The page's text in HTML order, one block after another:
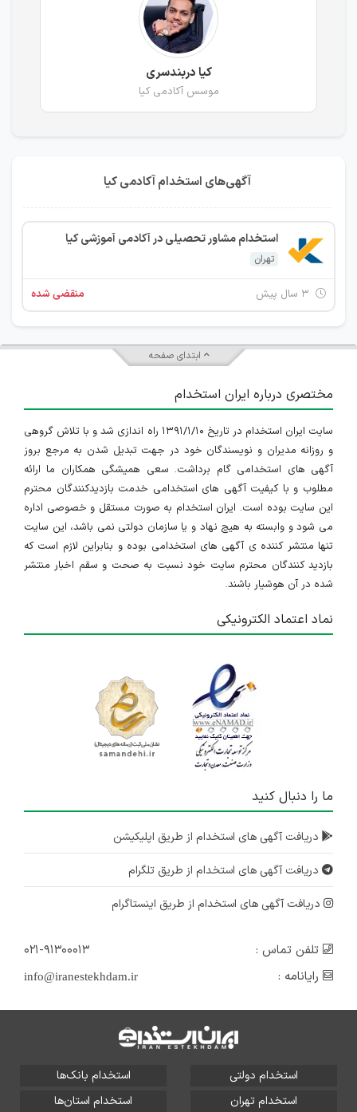
کیا دربندسری
موسس آکادمی کیا
آگهی‌های استخدام آکادمی کیا
استخدام مشاور تحصیلی در آکادمی آموزشی کیا
تهران
منقضی شده
ابتدای صفحه
مختصری درباره ایران استخدام
سایت ایران استخدام در تاریخ ۱۳۹۱/۱/۱۰ راه اندازی شد و با تلاش گروهی
و روزانه مدیران و نویسندگان خود در جهت تبدیل شدن به مرجع بروز
آگهی های استخدامی گام برداشت. سعی همیشگی همکاران ما ارائه
مطلوب و با کیفیت آگهی های استخدامی خدمت بازدیدکنندگان محترم
این سایت بوده است. ایران استخدام به صورت مستقل و خصوصی اداره
می شود و وابسته به هیچ نهاد و یا سازمان دولتی نمی باشد، این سایت
تنها منتشر کننده ی آگهی های استخدامی بوده و بنابراین لازم است که
بازدید کنندگان محترم سایت خود نسبت به صحت و سقم اخبار منتشر
شده در آن هوشیار باشند.
نماد اعتماد الکترونیکی
ما را دنبال کنید
دریافت آگهی های استخدام از طریق اپلیکیشن
دریافت آگهی های استخدام از طریق تلگرام
دریافت آگهی های استخدام از طریق اینستاگرام
تلفن تماس :
۰۲۱-۹۱۳۰۰۰۱۳
رایانامه :
info@iranestekhdam.ir
استخدام دولتی
استخدام بانک‌ها
استخدام تهران
استخدام استان‌ها